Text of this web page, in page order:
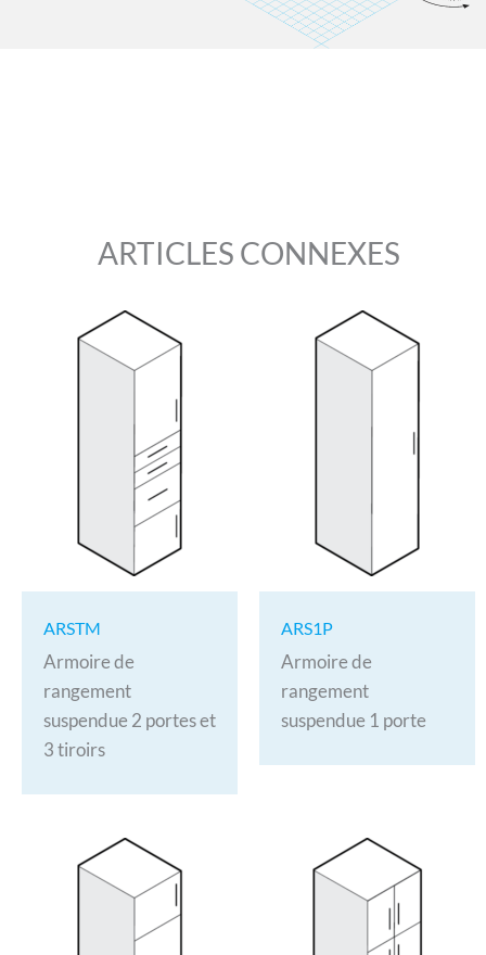
ARTICLES CONNEXES
ARSTM
Armoire de
rangement
suspendue 2 portes et
3 tiroirs
ARS1P
Armoire de
rangement
suspendue 1 porte